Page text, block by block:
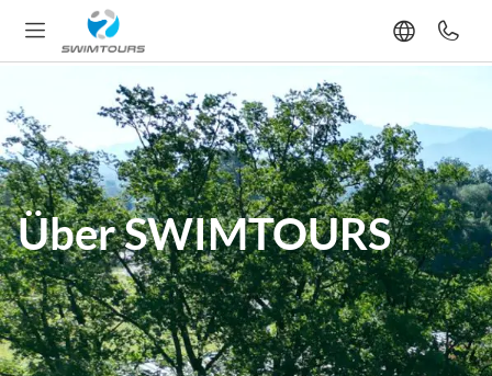
Über SWIMTOURS